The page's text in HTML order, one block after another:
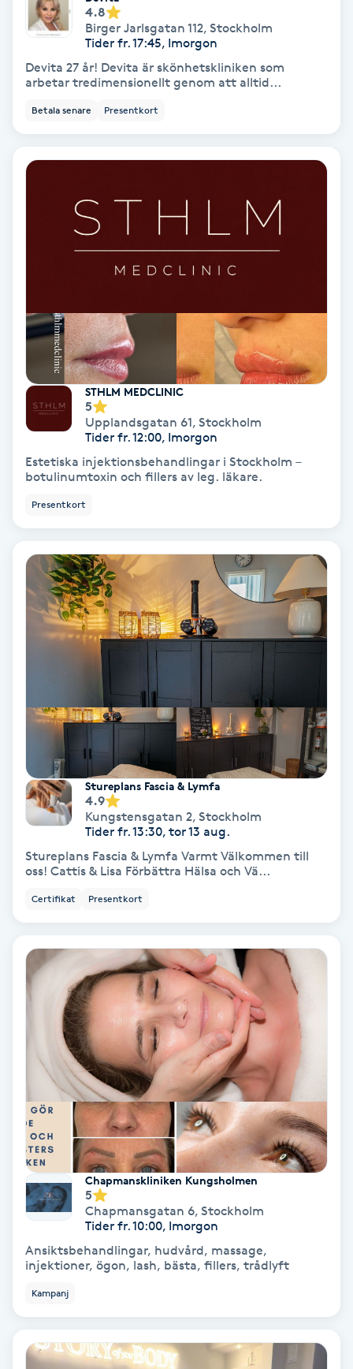
Färgning
Föning
Gelenaglar
Gellack med förstärkning
Gravidyoga
Gruppträning
Gua Sha-massage
Hatha Yoga
Healing
Herrklippning
Hollywood Peel
Hot Stone Massage
Hot yoga
Hudföryngring
Huduppstramning
Hyaluronsyra
Hyperhidros
Hypnos
Hårborttagning
Hårbottenbehandling
Hårförlängning
Hårvård
Hälsa
Hälsprickor
4.8
Birger Jarlsgatan 112, Stockholm
Tider fr. 17:45, Imorgon
Devita 27 år! Devita är skönhetskliniken som
arbetar tredimensionellt genom att alltid...
Betala senare Presentkort
STHLM MEDCLINIC
5
Upplandsgatan 61, Stockholm
Tider fr. 12:00, Imorgon
Estetiska injektionsbehandlingar i Stockholm –
botulinumtoxin och fillers av leg. läkare.
Presentkort
Stureplans Fascia & Lymfa
4.9
Kungstensgatan 2, Stockholm
Tider fr. 13:30, tor 13 aug.
Stureplans Fascia & Lymfa Varmt Välkommen till
oss! Cattis & Lisa Förbättra Hälsa och Vä...
Certifikat Presentkort
Chapmanskliniken Kungsholmen
5
Chapmansgatan 6, Stockholm
Tider fr. 10:00, Imorgon
Ansiktsbehandlingar, hudvård, massage,
injektioner, ögon, lash, bästa, fillers, trådlyft
Kampanj